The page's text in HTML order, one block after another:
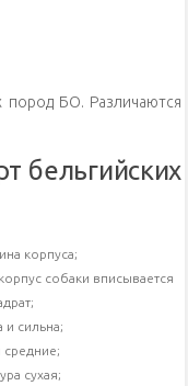
пород БО. Различаются
бельгийских
корпуса;
собаки вписывается
и сильна;
сухая;